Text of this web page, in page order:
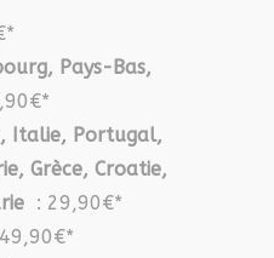
Pays-Bas,
Italie, Portugal,
Grèce, Croatie,
: 29,90€*